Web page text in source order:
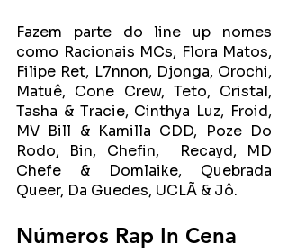
Fazem parte do line up nomes
como Racionais MCs, Flora Matos,
Filipe Ret, L7nnon, Djonga, Orochi,
Matuê, Cone Crew, Teto, Cristal,
Tasha & Tracie, Cinthya Luz, Froid,
MV Bill & Kamilla CDD, Poze Do
Rodo, Bin, Chefin,  Recayd, MD
Chefe & Domlaike, Quebrada
Queer, Da Guedes, UCLÃ & Jô.
Números Rap In Cena